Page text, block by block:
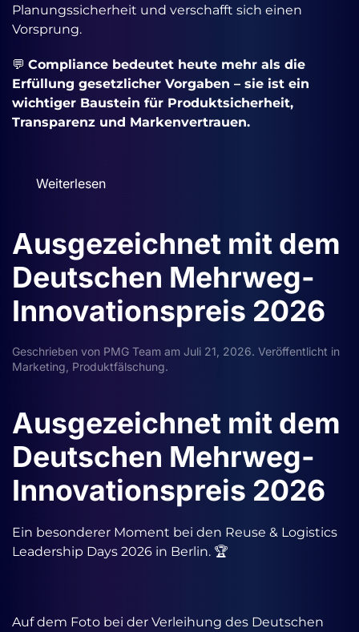
Planungssicherheit und verschafft sich einen
Vorsprung.
💬 Compliance bedeutet heute mehr als die
Erfüllung gesetzlicher Vorgaben – sie ist ein
wichtiger Baustein für Produktsicherheit,
Transparenz und Markenvertrauen.
Weiterlesen
Ausgezeichnet mit dem
Deutschen Mehrweg-
Innovationspreis 2026
Geschrieben von PMG Team am Juli 21, 2026. Veröffentlicht in
Marketing Produktfälschung.
Ausgezeichnet mit dem
Deutschen Mehrweg-
Innovationspreis 2026
Ein besonderer Moment bei den Reuse & Logistics
Leadership Days 2026 in Berlin. 🏆
Auf dem Foto bei der Verleihung des Deutschen